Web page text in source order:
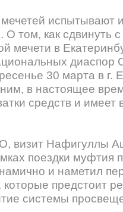
испытывают
О том, как сдвинуть
мечети в
диаспор
30 марта в г.
в настоящее
средств и
визит Нафигуллы
поездки муфтия
и наметил
которые предстоит
системы